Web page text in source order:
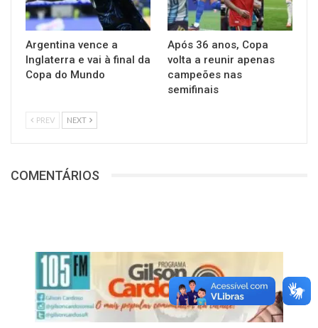
Argentina vence a
Inglaterra e vai à final da
Copa do Mundo
Após 36 anos, Copa
volta a reunir apenas
campeões nas
semifinais
PREV NEXT
COMENTÁRIOS